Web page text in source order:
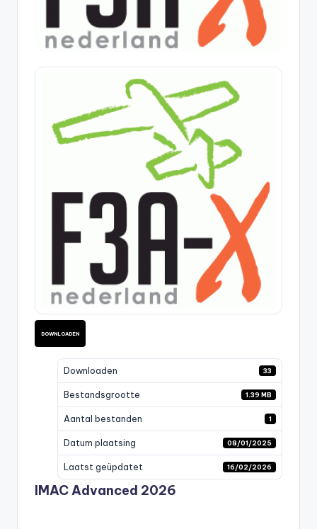
DOWNLOADEN
Downloaden 33
Bestandsgrootte 1.39 MB
Aantal bestanden 1
Datum plaatsing 08/01/2025
Laatst geüpdatet 16/02/2026
IMAC Advanced 2026